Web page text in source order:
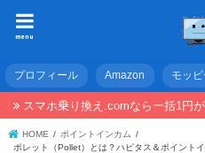
menu
プロフィール Amazon モッピ
スマホ乗り換え.comなら一括1円
HOME
ポイントインカム
ポレット（Pollet）とは？ハピタス＆ポイント